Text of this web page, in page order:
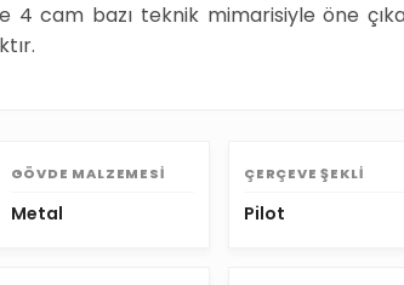
4 cam bazı teknik mimarisiyle öne
GÖVDE MALZEMESI
Metal
ÇERÇEVE ŞEKLI
Pilot